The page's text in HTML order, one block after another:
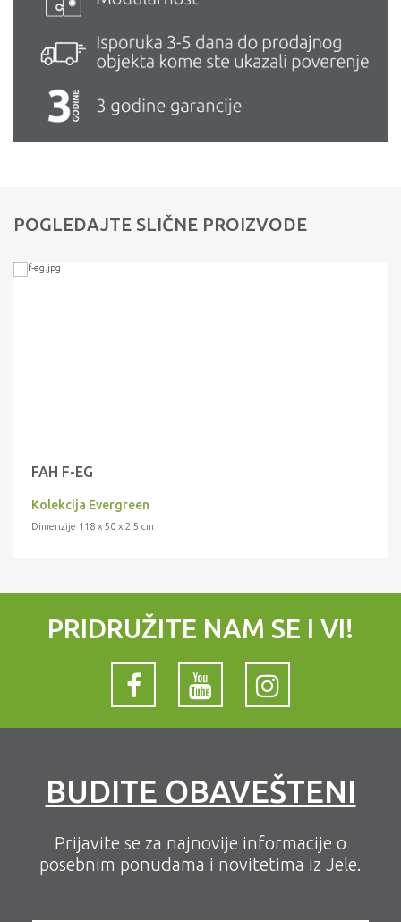
POGLEDAJTE SLIČNE PROIZVODE
FAH F-EG
Kolekcija Evergreen
Dimenzije 118 x 50 x 2.5 cm
PRIDRUŽITE NAM SE I VI!
BUDITE OBAVEŠTENI
Prijavite se za najnovije informacije o
posebnim ponudama i novitetima iz Jele.